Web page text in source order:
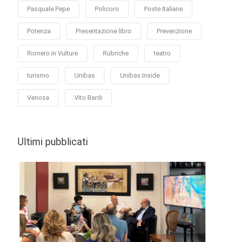
Pasquale Pepe Policoro Poste Italiane
Potenza Presentazione libro Prevenzione
Rionero in Vulture Rubriche teatro
turismo Unibas Unibas Inside
Venosa Vito Bardi
Ultimi pubblicati